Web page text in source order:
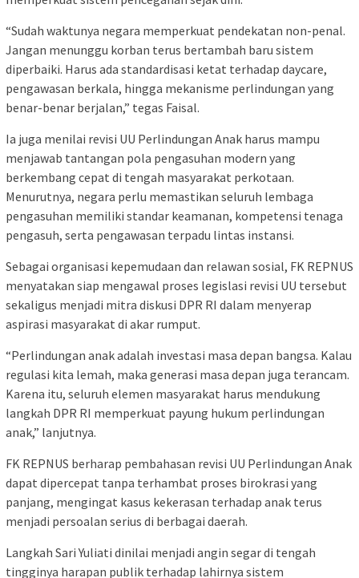
“Sudah waktunya negara memperkuat pendekatan non-penal.
Jangan menunggu korban terus bertambah baru sistem
diperbaiki. Harus ada standardisasi ketat terhadap daycare,
pengawasan berkala, hingga mekanisme perlindungan yang
benar-benar berjalan,” tegas Faisal.
Ia juga menilai revisi UU Perlindungan Anak harus mampu
menjawab tantangan pola pengasuhan modern yang
berkembang cepat di tengah masyarakat perkotaan.
Menurutnya, negara perlu memastikan seluruh lembaga
pengasuhan memiliki standar keamanan, kompetensi tenaga
pengasuh, serta pengawasan terpadu lintas instansi.
Sebagai organisasi kepemudaan dan relawan sosial, FK REPNUS
menyatakan siap mengawal proses legislasi revisi UU tersebut
sekaligus menjadi mitra diskusi DPR RI dalam menyerap
aspirasi masyarakat di akar rumput.
“Perlindungan anak adalah investasi masa depan bangsa. Kalau
regulasi kita lemah, maka generasi masa depan juga terancam.
Karena itu, seluruh elemen masyarakat harus mendukung
langkah DPR RI memperkuat payung hukum perlindungan
anak,” lanjutnya.
FK REPNUS berharap pembahasan revisi UU Perlindungan Anak
dapat dipercepat tanpa terhambat proses birokrasi yang
panjang, mengingat kasus kekerasan terhadap anak terus
menjadi persoalan serius di berbagai daerah.
Langkah Sari Yuliati dinilai menjadi angin segar di tengah
tingginya harapan publik terhadap lahirnya sistem